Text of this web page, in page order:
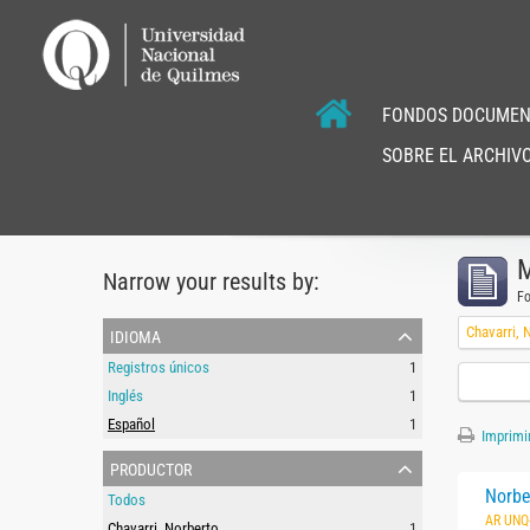
FONDOS
SOBRE EL
Narrow your results by:
idioma
Registros únicos
1
Inglés
1
Español
1
productor
Todos
Chavarri,
AR